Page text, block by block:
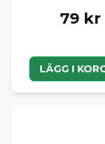
79 kr
LÄGG I